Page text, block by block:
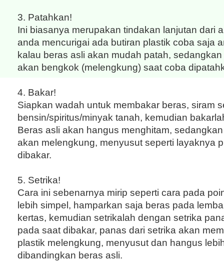
3. Patahkan!
Ini biasanya merupakan tindakan lanjutan dari
anda mencurigai ada butiran plastik coba saja
kalau beras asli akan mudah patah,
akan bengkok (melengkung) saat coba
4. Bakar!
Siapkan wadah untuk membakar beras, siram
bensin/spiritus/minyak tanah, kemudian
Beras asli akan hangus menghitam,
akan melengkung, menyusut seperti layaknya
dibakar.
5. Setrika!
Cara ini sebenarnya mirip seperti cara pada
lebih simpel, hamparkan saja beras pada
kertas, kemudian setrikalah dengan setrika
pada saat dibakar, panas dari setrika akan
plastik melengkung, menyusut dan hangus
dibandingkan beras asli.